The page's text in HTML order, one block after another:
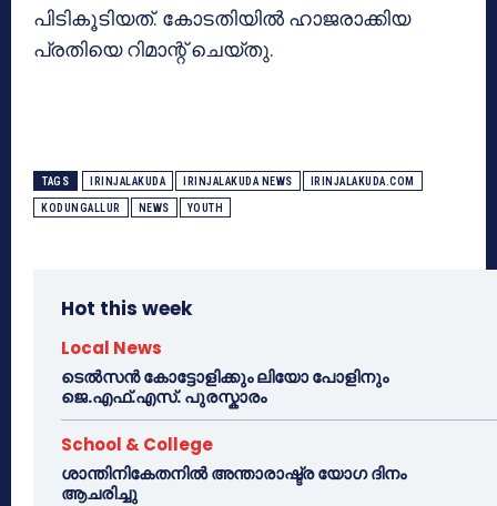
പിടികൂടിയത്. കോടതിയില്‍ ഹാജരാക്കിയ
പ്രതിയെ റിമാന്റ് ചെയ്തു.
TAGS IRINJALAKUDA IRINJALAKUDA NEWS IRINJALAKUDA.COM
KODUNGALLUR NEWS YOUTH
Hot this week
Local News
ടെൽസൻ കോട്ടോളിക്കും ലിയോ പോളിനും
ജെ.എഫ്.എസ്. പുരസ്കാരം
School & College
ശാന്തിനികേതനിൽ അന്താരാഷ്ട്ര യോഗ ദിനം
ആചരിച്ചു